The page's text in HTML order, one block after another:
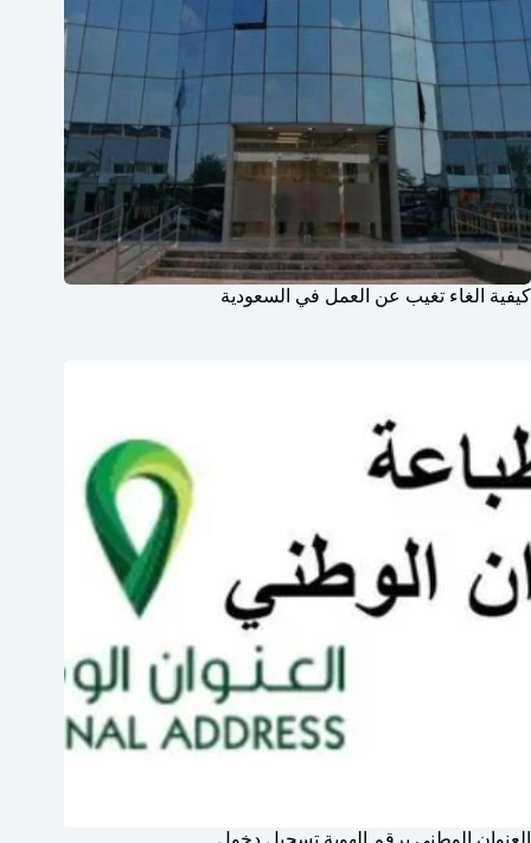
كيفية الغاء تغيب عن العمل في السعودية